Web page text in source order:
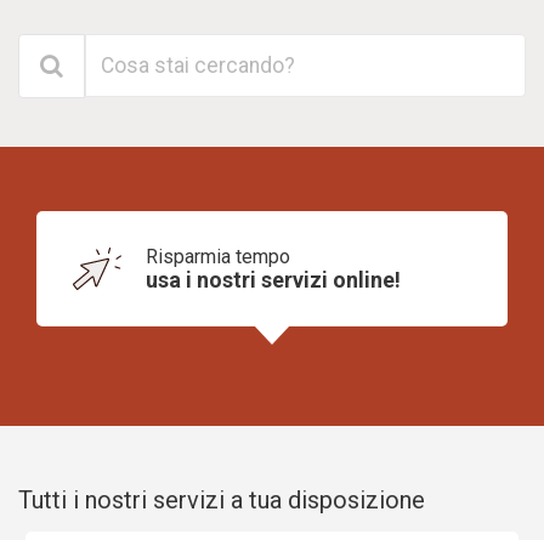
Risparmia tempo
usa i nostri servizi online!
Tutti i nostri servizi a tua disposizione